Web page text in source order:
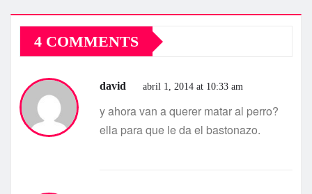
4 COMMENTS
david abril 1, 2014 at 10:33 am
y ahora van a querer matar al perro?
ella para que le da el bastonazo.